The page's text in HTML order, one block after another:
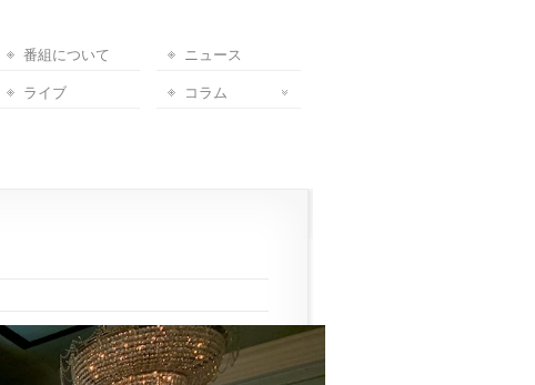
番組について ニュース
ライブ コラム